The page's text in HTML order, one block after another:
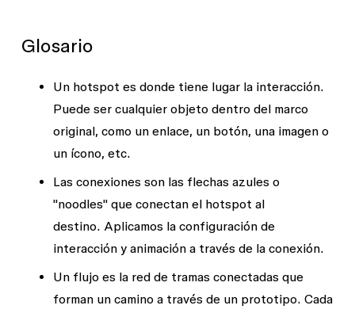
Glosario
Un hotspot es donde tiene lugar la interacción.
Puede ser cualquier objeto dentro del marco
original, como un enlace, un botón, una imagen o
un ícono, etc.
Las conexionesson las flechas azules o
"noodles" que conectan el hotspot al
destino. Aplicamos la configuración de
interacción y animación a través de la conexión.
Un flujo es la red de tramas conectadas que
forman un camino a través de un prototipo. Cada